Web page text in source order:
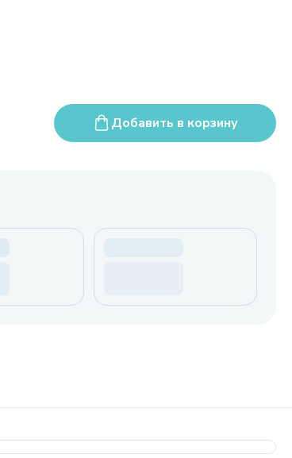
Добавить в корзину